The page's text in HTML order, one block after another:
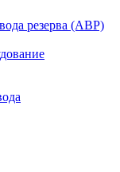
резерва (АВР)